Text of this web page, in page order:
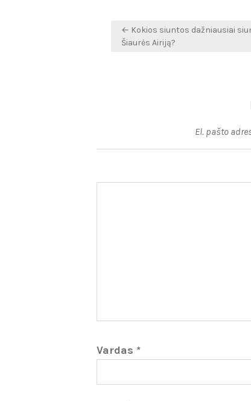
Navigacija
tarp
← Kokios siuntos dažniausiai
Šiaurės Airiją?
El. pašto
Vardas *